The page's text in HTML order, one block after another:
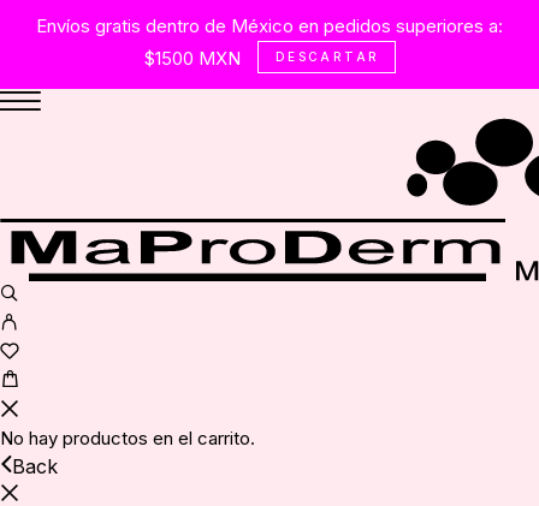
Envíos gratis dentro de México en pedidos superiores a:
$1500 MXN
DESCARTAR
No hay productos en el carrito.
Back